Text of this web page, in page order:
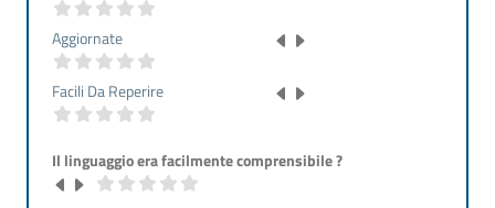
Aggiornate
Facili Da Reperire
Il linguaggio era facilmente comprensibile ?